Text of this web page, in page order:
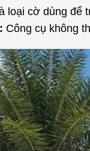
loại cờ dùng để
Công cụ không